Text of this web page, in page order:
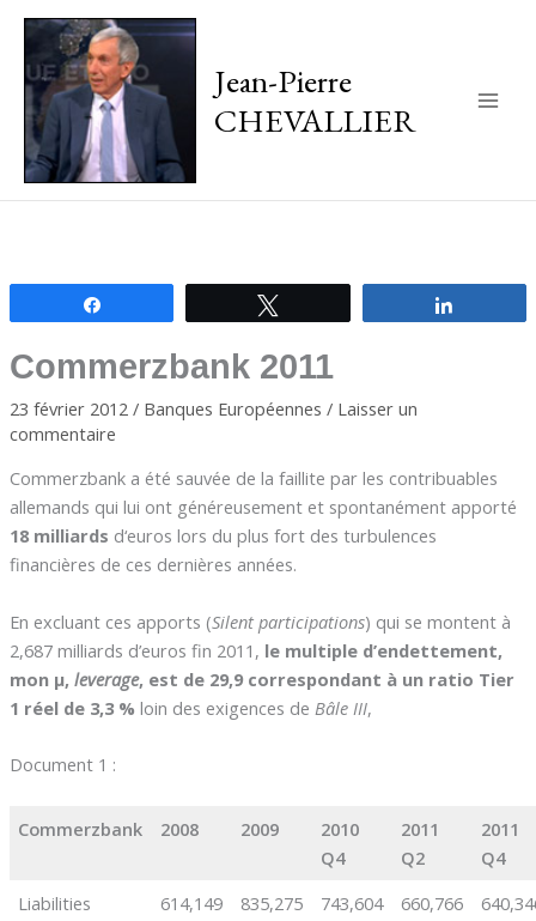
Jean-Pierre
CHEVALLIER
Commerzbank 2011
23 février 2012 / Banques Européennes / Laisser un
commentaire
Commerzbank a été sauvée de la faillite par les contribuables
allemands qui lui ont généreusement et spontanément apporté
18 milliards d‘euros lors du plus fort des turbulences
financières de ces dernières années.
En excluant ces apports (Silent participations) qui se montent à
2,687 milliards d’euros fin 2011, le multiple d’endettement,
mon µ, leverage, est de 29,9 correspondant à un ratio Tier
1 réel de 3,3 % loin des exigences de Bâle III,
Document 1 :
Commerzbank 2008 2009
2010
Q4
2011
Q2
2011
Q4
Liabilities
614,149 835,275 743,604 660,766